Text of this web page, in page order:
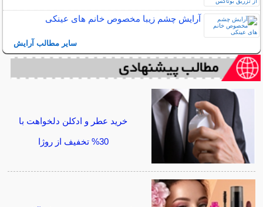
آرایش چشم زیبا مخصوص خانم های عینکی
سایر مطالب آرایش
خرید عطر و ادکلن دلخواهت با
30% تخفیف از روژا